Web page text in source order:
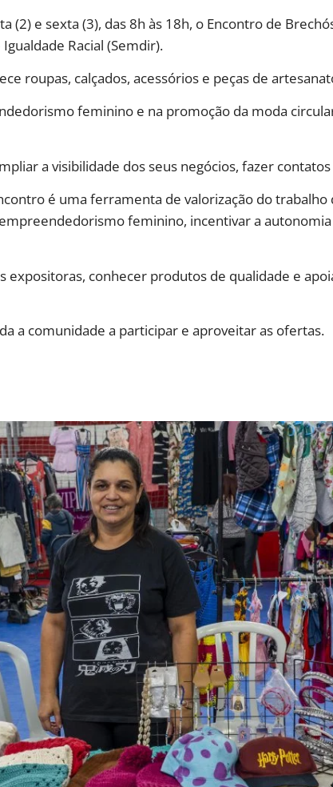
(2) e sexta (3), das 8h às 18h, o Encontro de
Racial (Semdir).
roupas, calçados, acessórios e peças de
feminino e na promoção da moda
a visibilidade dos seus negócios, fazer
é uma ferramenta de valorização do trabalho
feminino, incentivar a
expositoras, conhecer produtos de qualidade e
a comunidade a participar e aproveitar as ofertas.